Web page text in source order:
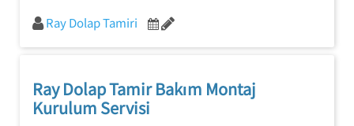
Ray Dolap Tamiri
Ray Dolap Tamir Bakım Montaj
Kurulum Servisi